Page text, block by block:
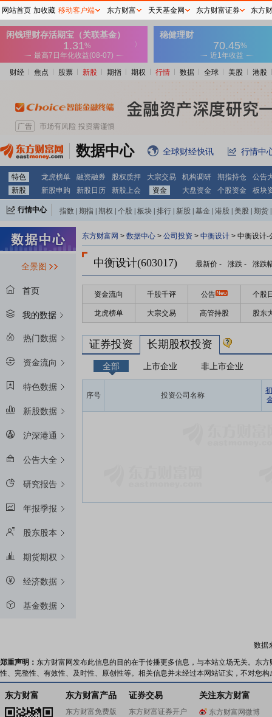
财经 焦点 股票 新股 期指 期权 行情 数据 全球 美股 港股
数据中心 全球财经快讯 行情中
特色 龙虎榜单 融资融券 股权质押 大宗交易 机构调研 期指持仓
公告
新股
新股申购 新股日历 新股上会 资金 大盘资金 个股资金 板块
行情中心 指数 期指 期权 个股 板块 排行 新股 基金 港股 美股 期货
全景图
首页
我的数据
热门数据
资金流向
特色数据
新股数据
沪深港通
公告大全
研究报告
年报季报
股东股本
期货期权
经济数据
基金数据
东方财富网 > 数据中心 > 公司投资 > 中衡设计 > 中衡设计-
中衡设计(603017) 最新价 - 涨跌 - 涨跌
资金流向 千股千评 公告 个股
龙虎榜单 大宗交易 高管持股 股东
证券投资 长期股权投资
全部 上市企业 非上市企业
序号 投资公司名称
数据
郑重声明： 东方财富网发布此信息的目的在于传播更多信息，与本站立场无关。东
性、完整性、有效性、及时性、原创性等。相关信息并未经过本网站证实，不对您
东方财富 东方财富产品
东方财富免费版
证券交易
东方财富证券开户
关注东方财富
东方财富网微博
网站首页 加收藏 移动客户端 东方财富 天天基金网 东方财富证券 东方